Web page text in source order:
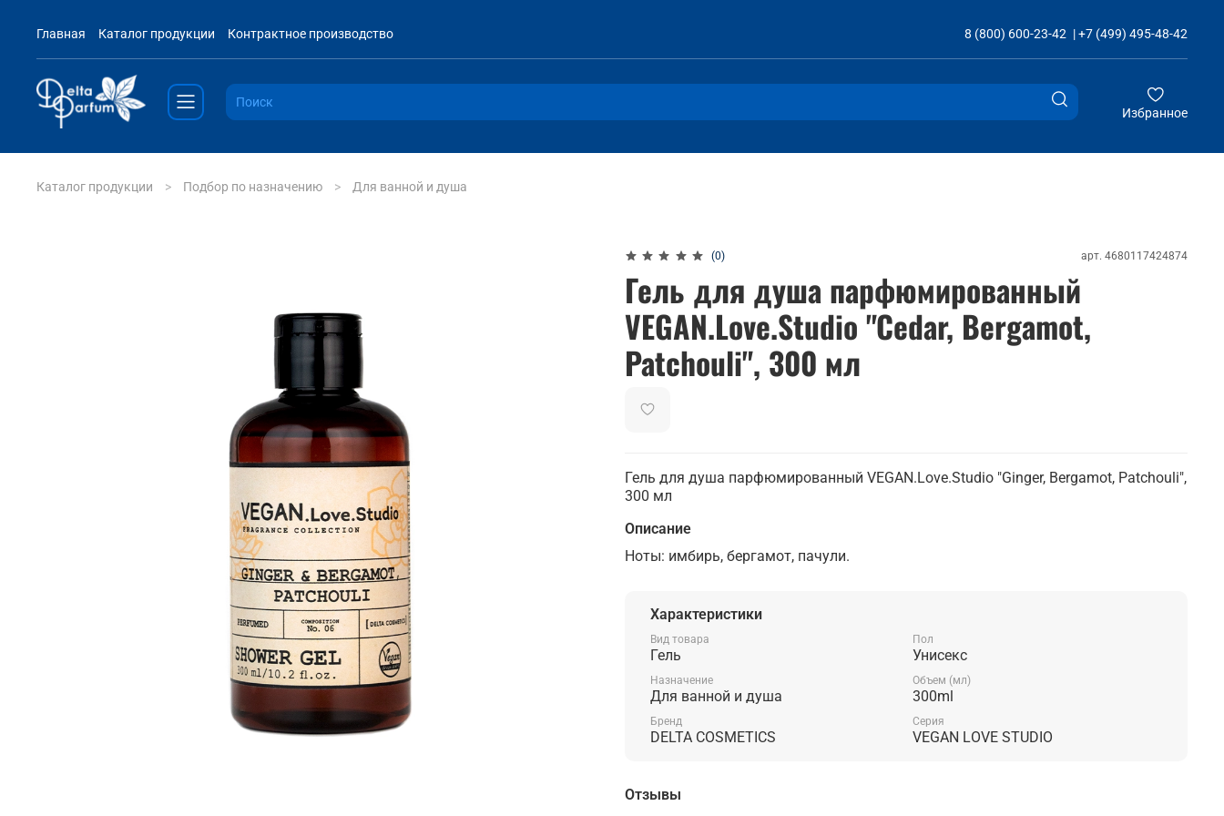
Главная Каталог продукции Контрактное производство 8 (800) 600-23-42 |+7 (499) 495-48-42
Избранное
Каталог продукции Подбор по назначению Для ванной и душа
(0) арт. 4680117424874
Гель для душа парфюмированный
VEGAN.Love.Studio "Cedar, Bergamot,
Patchouli", 300 мл
Гель для душа парфюмированный VEGAN.Love.Studio "Ginger, Bergamot, Patchouli",
300 мл
Описание
Ноты: имбирь, бергамот, пачули.
Характеристики
Вид товара
Гель
Пол
Унисекс
Назначение
Для ванной и душа
Объем (мл)
300ml
Бренд
DELTA COSMETICS
Серия
VEGAN LOVE STUDIO
Отзывы